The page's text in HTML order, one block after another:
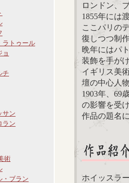
ラトゥール
ョ
チ
サン
ラン
術
・ブラン
ロンドン、
1855年には
ここパリの
復しつつ制
晩年にはパ
装飾を手が
イギリス美
壇の中心人
1903年、69
の影響を受
作品の題名
ホイッスラ